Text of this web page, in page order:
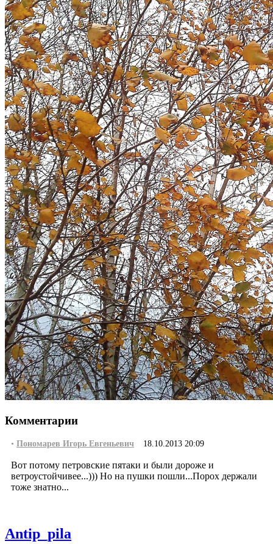
Комментарии
• Пономарев Игорь Евгеньевич 18.10.2013 20:09
Вот потому петровские пятаки и были дороже и
ветроустойчивее...))) Но на пушки пошли...Порох держали
тоже знатно...
Antip_pila